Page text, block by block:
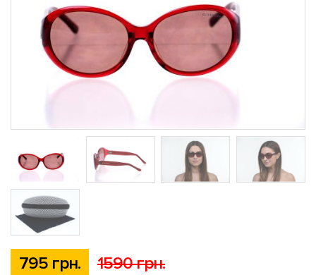
795 грн. 1590 грн.